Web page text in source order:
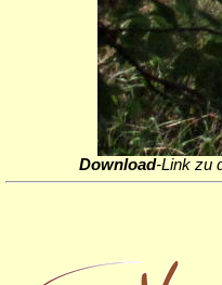
Download-Link zu